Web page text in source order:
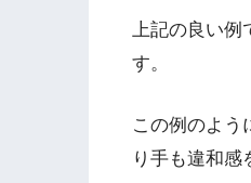
上記の良い例
す。
この例のよう
り手も違和感